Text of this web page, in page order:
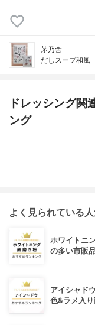
茅乃舎
だしスープ和風
ドレッシング関
ング
よく見られている
ホワイトニ
の多い市販
アイシャド
色&ラメ入り